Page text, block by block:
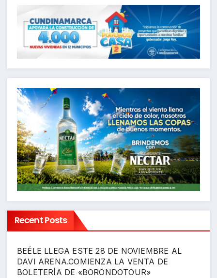
Recent Posts
BEÉLE LLEGA ESTE 28 DE NOVIEMBRE AL
DAVI ARENA.COMIENZA LA VENTA DE
BOLETERÍA DE «BORONDOTOUR»